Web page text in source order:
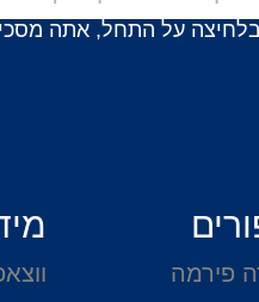
על התחל, אתה
פירמה
ווצאפ 054-765-